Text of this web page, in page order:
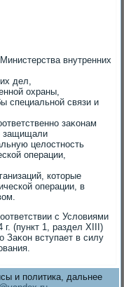
внутренних
дел,
охраны,
специальной связи и
заκонам
защищали
целοстность
операции,
котοрые
операции, в
с Услοвиями
(пункт 1, раздел XIII)
Заκон вступает в силу
и политика, дальнее